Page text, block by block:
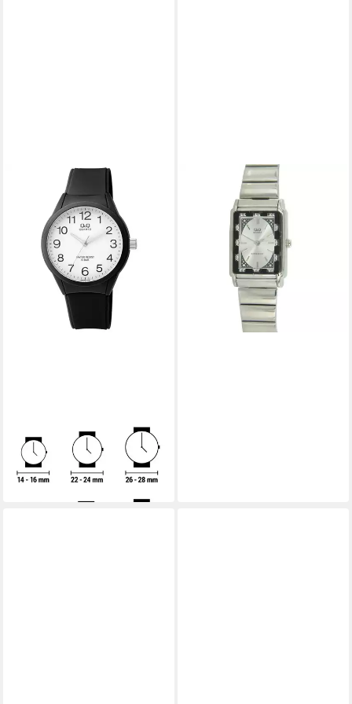
Luxusuhr Q & Q Mod. Taucher
- Gent
21,98 €
lieferbar in 3 Wochen
Quarzuhr Q419-201Y
UVP49,90 €
in 2-3 Werktagen bei dir